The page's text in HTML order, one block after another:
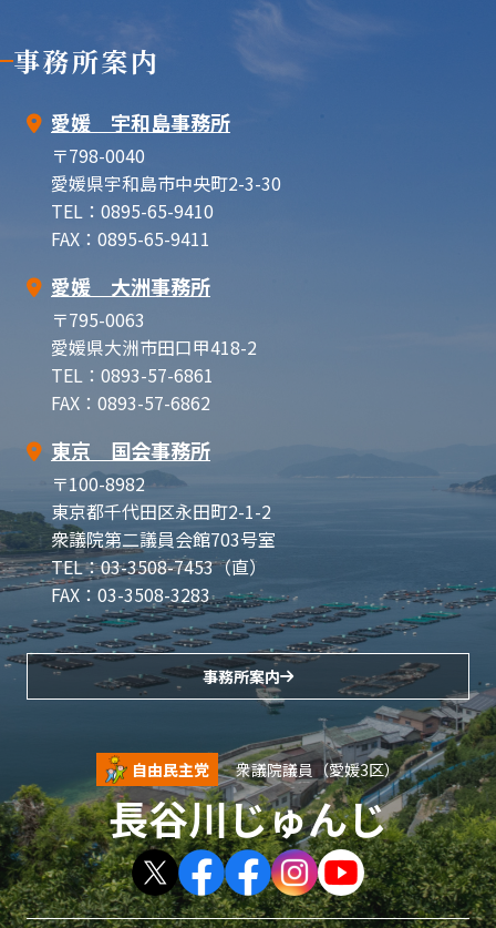
事務所案内
愛媛 宇和島事務所
〒798-0040
愛媛県宇和島市中央町2-3-30
TEL：0895-65-9410
FAX：0895-65-9411
愛媛 大洲事務所
〒795-0063
愛媛県大洲市田口甲418-2
TEL：0893-57-6861
FAX：0893-57-6862
東京 国会事務所
〒100-8982
東京都千代田区永田町2-1-2
衆議院第二議員会館703号室
TEL：03-3508-7453（直）
FAX：03-3508-3283
事務所案内
自由民主党 衆議院議員（愛媛3区）
長谷川じゅんじ